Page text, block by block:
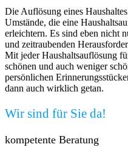
Die Auflösung eines
Umstände, die eine
erleichtern. Es sind eben nicht
und zeitraubenden
Mit jeder Haushaltsauflösung
schönen und auch weniger
persönlichen
dann auch wirklich getan.
Wir sind für Sie da!
kompetente Beratung